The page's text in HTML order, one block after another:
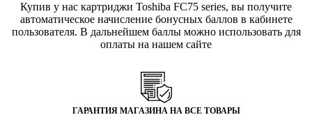
Купив у нас картриджи Toshiba FC75 series, вы получите
автоматическое начисление бонусных баллов в кабинете
пользователя. В дальнейшем баллы можно использовать для
оплаты на нашем сайте
ГАРАНТИЯ МАГАЗИНА НА ВСЕ ТОВАРЫ